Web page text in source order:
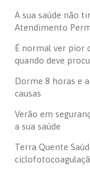
A sua saúde não
Atendimento
É normal ver pior
quando deve
Dorme 8 horas e
causas
Verão em
a sua saúde
Terra Quente